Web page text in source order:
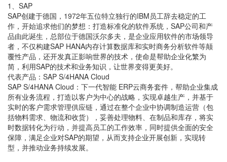
1、SAP
SAP创建于德国，1972年五位特立独行的IBM员工辞去稳定的工
作，开始追求他们的梦想：打造标准化的软件系统，SAP公司和产
品由此诞生，总部位于德国沃尔多夫，是企业应用软件的市场领导
者，不仅构建SAP HANA内存计算数据库和实时商务分析软件等颠
覆性产品，还开发真正影响世界的技术，使命是帮助企业化繁为
简，利用SAP的技术和业务知识，让世界变得更美好。
代表产品：SAP S/4HANA Cloud
SAP S/4HANA Cloud：下一代智能 ERP云商务套件，帮助企业集成
所有业务流程，打造以客户为中心的战略，实现卓越生产，并基于
实时的客户需求管理供应链，通过在整个企业中协调制造运营（包
括物料需求、物流和收货），妥善处理物料、在制品和库存，将实
时数据转化为行动，并提高员工的工作效率，同时提供全面的安全
保障，满足企业对SAP的期望，从而支持企业开展创新，实现转
型，并推动业务持续发展。